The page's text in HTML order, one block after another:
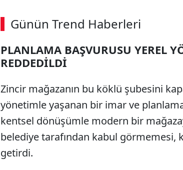
Günün Trend Haberleri
00:03 / 08:15
PLANLAMA BAŞVURUSU YEREL
REDDEDİLDİ
Zincir mağazanın bu köklü şubesini
yönetimle yaşanan bir imar ve
kentsel dönüşümle modern bir
belediye tarafından kabul görmemesi,
getirdi.